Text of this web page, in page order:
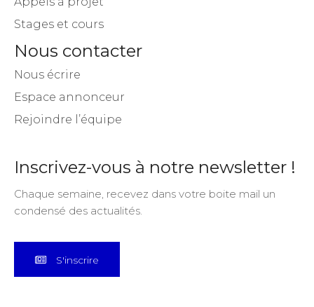
Stages et cours
Nous contacter
Nous écrire
Espace annonceur
Rejoindre l’équipe
Inscrivez-vous à notre newsletter !
Chaque semaine, recevez dans votre boite mail un
condensé des actualités.
S'inscrire